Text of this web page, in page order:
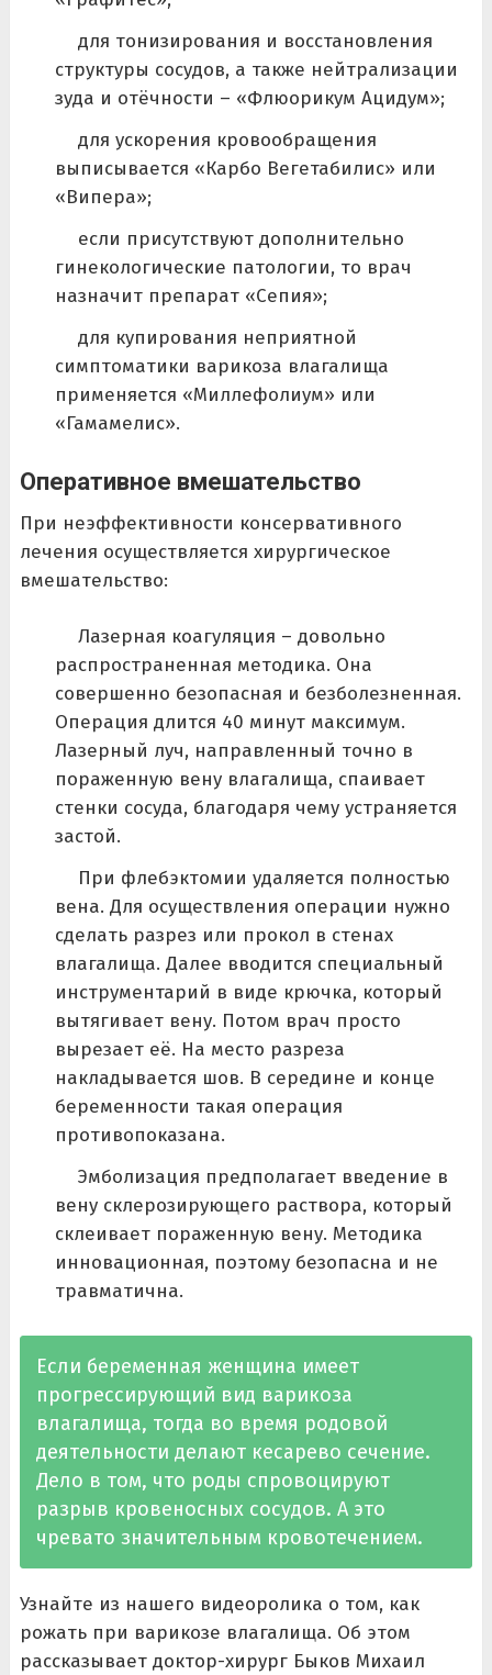
для тонизирования и восстановления
структуры сосудов, а также нейтрализации
зуда и отёчности – «Флюорикум Ацидум»;
для ускорения кровообращения
выписывается «Карбо Вегетабилис» или
«Випера»;
если присутствуют дополнительно
гинекологические патологии, то врач
назначит препарат «Сепия»;
для купирования неприятной
симптоматики варикоза влагалища
применяется «Миллефолиум» или
«Гамамелис».
Оперативное вмешательство
При неэффективности консервативного
лечения осуществляется хирургическое
вмешательство:
Лазерная коагуляция – довольно
распространенная методика. Она
совершенно безопасная и безболезненная.
Операция длится 40 минут максимум.
Лазерный луч, направленный точно в
пораженную вену влагалища, спаивает
стенки сосуда, благодаря чему устраняется
застой.
При флебэктомии удаляется полностью
вена. Для осуществления операции нужно
сделать разрез или прокол в стенах
влагалища. Далее вводится специальный
инструментарий в виде крючка, который
вытягивает вену. Потом врач просто
вырезает её. На место разреза
накладывается шов. В середине и конце
беременности такая операция
противопоказана.
Эмболизация предполагает введение в
вену склерозирующего раствора, который
склеивает пораженную вену. Методика
инновационная, поэтому безопасна и не
травматична.
Если беременная женщина имеет
прогрессирующий вид варикоза
влагалища, тогда во время родовой
деятельности делают кесарево сечение.
Дело в том, что роды спровоцируют
разрыв кровеносных сосудов. А это
чревато значительным кровотечением.
Узнайте из нашего видеоролика о том, как
рожать при варикозе влагалища. Об этом
рассказывает доктор-хирург Быков Михаил